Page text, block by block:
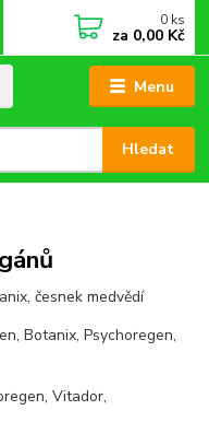
Menu
Hledat
0 ks
za 0,00 Kč
česnek medvědí
Botanix, Psychoregen,
Vitador,